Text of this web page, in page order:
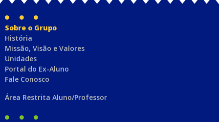
Sobre o Grupo
História
Missão, Visão e Valores
Unidades
Portal do Ex-Aluno
Fale Conosco
Área Restrita Aluno/Professor